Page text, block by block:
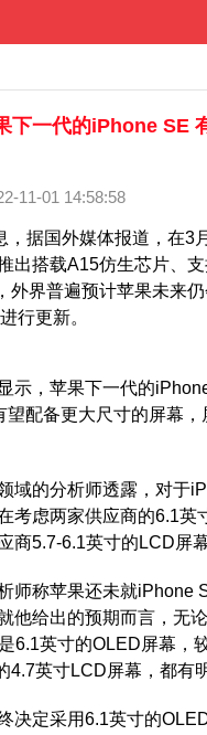
下一代的iPhone SE
11-01 14:58:58
据国外媒体报道，在3
出搭载A15仿生芯片、
外界普遍预计苹果未来
行更新。
，苹果下一代的
望配备更大尺寸的屏幕，
的分析师透露，对于
考虑两家供应商的6.1英
商5.7-6.1英寸的LCD屏幕
称苹果还未就iPhone
他给出的预期而言，无
6.1英寸的OLED屏幕，
4.7英寸LCD屏幕，都有
定采用6.1英寸的